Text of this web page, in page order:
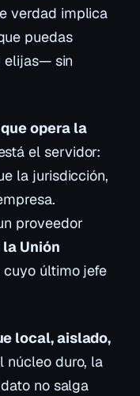
verdad implica
puedas
elijas— sin
opera la
el servidor:
la jurisdicción,
proveedor
Unión
último jefe
local, aislado,
núcleo duro, la
no salga